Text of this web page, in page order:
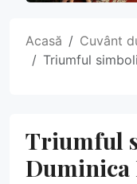
Acasă
Cuvânt
Triumful
Triumful